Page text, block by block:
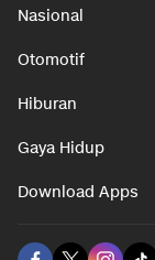
Nasional
Otomotif
Hiburan
Gaya Hidup
Download Apps